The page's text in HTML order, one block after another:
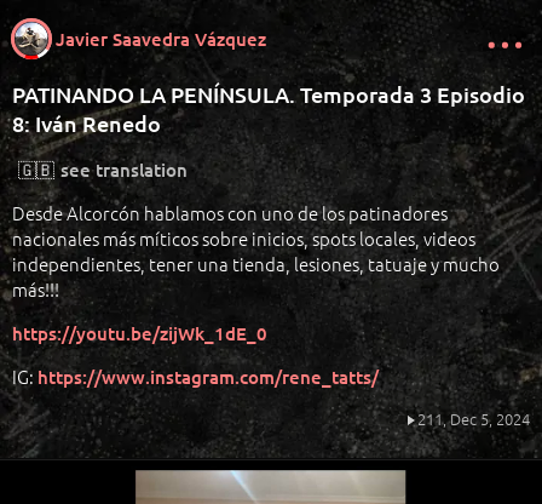
Javier Saavedra Vázquez
PATINANDO LA PENÍNSULA. Temporada 3 Episodio
8: Iván Renedo
🇬🇧 see translation
Desde Alcorcón hablamos con uno de los patinadores
nacionales más míticos sobre inicios, spots locales, videos
independientes, tener una tienda, lesiones, tatuaje y mucho
más!!!
https://youtu.be/zijWk_1dE_0
IG: https://www.instagram.com/rene_tatts/
211,Dec 5, 2024